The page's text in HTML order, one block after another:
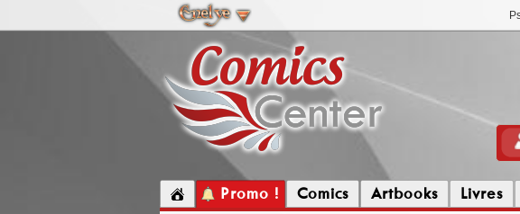
Promo ! Comics Artbooks Livres